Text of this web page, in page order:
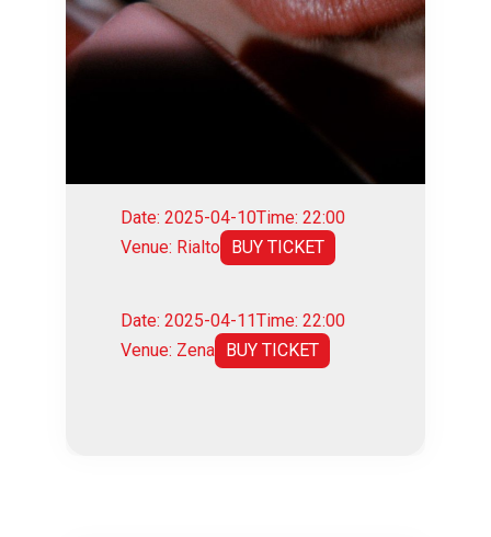
Date: 2025-04-10Time: 22:00
Venue: Rialto BUY TICKET
Date: 2025-04-11Time: 22:00
Venue: Zena BUY TICKET